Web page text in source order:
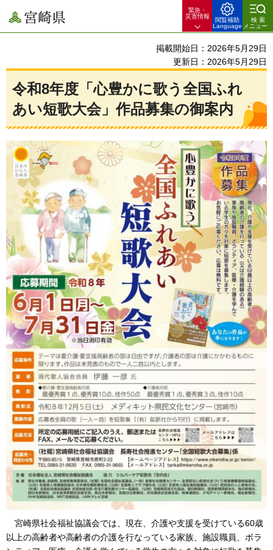
宮崎県
緊急・
災害情報
閲覧補助
Language
検索
メニュー
掲載開始日：2026年5月29日
更新日：2026年5月29日
令和8年度「心豊かに歌う全国ふれ
あい短歌大会」作品募集の御案内
宮崎県社会福祉協議会では、現在、介護や支援を受けている60歳
以上の高齢者や高齢者の介護を行なっている家族、施設職員、ボラ